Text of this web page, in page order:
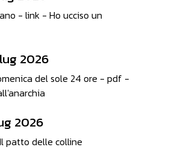
- link - Ho ucciso un
2026
del sole 24 ore - pdf -
2026
patto delle colline